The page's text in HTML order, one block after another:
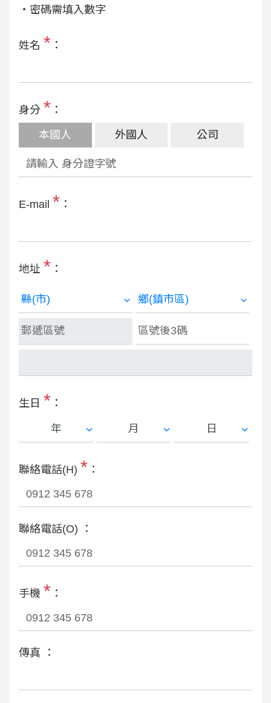
‧密碼需填入數字
姓名 * ：
身分 * ：
本國人 外國人 公司
E-mail * ：
地址 * ：
生日 * ：
聯絡電話(H) * ：
聯絡電話(O) ：
手機 * ：
傳真 ：